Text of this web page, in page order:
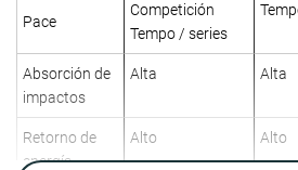
Pace
Competición
Tempo / series
Absorción de
impactos
Alta Alta
Retorno de
energía
Alto Alto